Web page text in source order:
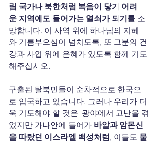
림 국가나 북한처럼 복음이 닿기 어려
운 지역에도 들어가는 열쇠가 되기를 소
망합니다. 이 사역 위에 하나님의 지혜
와 기름부으심이 넘치도록, 또 그분의 건
강과 사업 위에 은혜가 있도록 함께 기도
해주십시오.
구출된 탈북민들이 순차적으로 한국으
로 입국하고 있습니다. 그러나 우리가 더
욱 기도해야 할 것은, 광야에서 고난을 겪
었지만 가나안에 들어가 바알과 암몬신
을 따랐던 이스라엘 백성처럼, 이들도 물